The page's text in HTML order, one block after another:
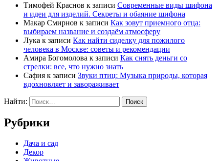
Тимофей Краснов к записи Современные виды шифона
и идеи для изделий. Секреты и обаяние шифона
Макар Смирнов к записи Как зовут приемного отца:
выбираем название и создаём атмосферу
Лука к записи Как найти сиделку для пожилого
человека в Москве: советы и рекомендации
Амира Богомолова к записи Как снять деньги со
стрелки: все, что нужно знать
Сафия к записи Звуки птиц: Музыка природы, которая
вдохновляет и завораживает
Найти:
Рубрики
Дача и сад
Декор